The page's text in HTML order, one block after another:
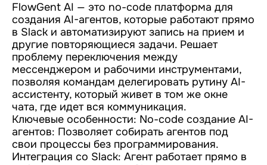
FlowGent AI — это no-code платформа для
создания AI-агентов, которые работают прямо
в Slack и автоматизируют запись на прием и
другие повторяющиеся задачи. Решает
проблему переключения между
мессенджером и рабочими инструментами,
позволяя командам делегировать рутину AI-
ассистенту, который живет в том же окне
чата, где идет вся коммуникация.
Ключевые особенности: No-code создание AI-
агентов: Позволяет собирать агентов под
свои процессы без программирования.
Интеграция со Slack: Агент работает прямо в